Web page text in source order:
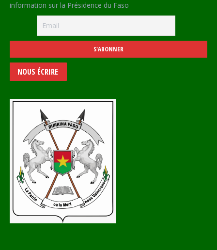
information sur la Présidence du Faso
NOUS ÉCRIRE